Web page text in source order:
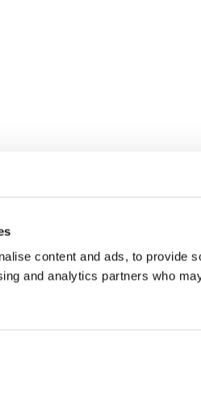
content and ads, to provide
and analytics partners who